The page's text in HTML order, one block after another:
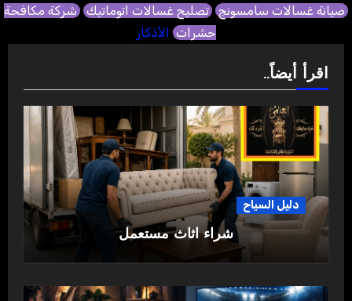
صيانة غسالات سامسونج تصليح غسالات اتوماتيك شركة مكافحة
حشرات الأذكار
اقرأ أيضاً..
دليل السياح
شراء اثاث مستعمل